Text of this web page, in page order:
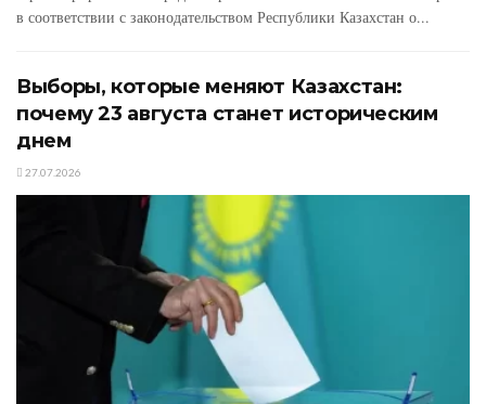
в соответствии с законодательством Республики Казахстан о...
Выборы, которые меняют Казахстан:
почему 23 августа станет историческим
днем
27.07.2026